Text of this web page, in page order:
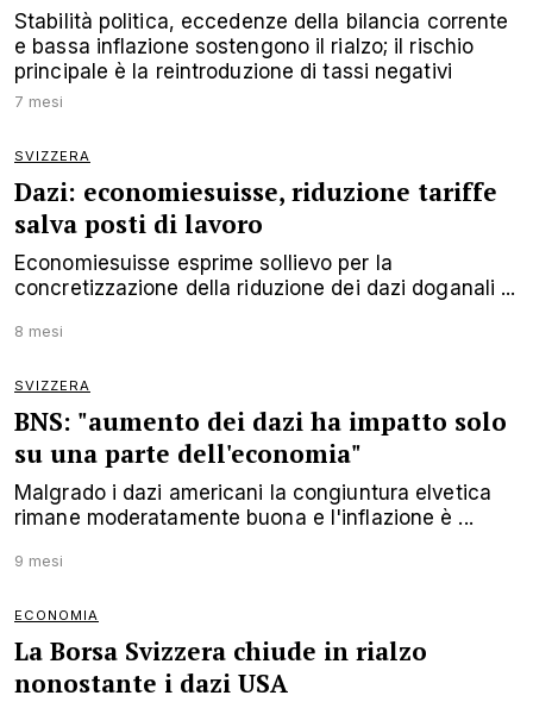
Stabilità politica, eccedenze della bilancia corrente
e bassa inflazione sostengono il rialzo; il rischio
principale è la reintroduzione di tassi negativi
7 mesi
SVIZZERA
Dazi: economiesuisse, riduzione tariffe
salva posti di lavoro
Economiesuisse esprime sollievo per la
concretizzazione della riduzione dei dazi doganali ...
8 mesi
SVIZZERA
BNS: "aumento dei dazi ha impatto solo
su una parte dell'economia"
Malgrado i dazi americani la congiuntura elvetica
rimane moderatamente buona e l'inflazione è ...
9 mesi
ECONOMIA
La Borsa Svizzera chiude in rialzo
nonostante i dazi USA